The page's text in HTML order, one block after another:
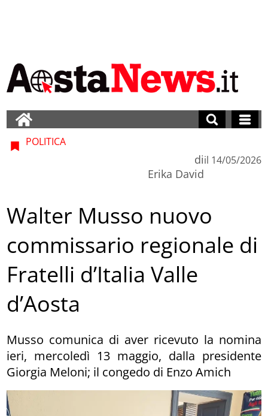
POLITICA
di
Erika David
il 14/05/2026
Walter Musso nuovo
commissario regionale di
Fratelli d’Italia Valle
d’Aosta
Musso comunica di aver ricevuto la nomina
ieri, mercoledì 13 maggio, dalla presidente
Giorgia Meloni; il congedo di Enzo Amich